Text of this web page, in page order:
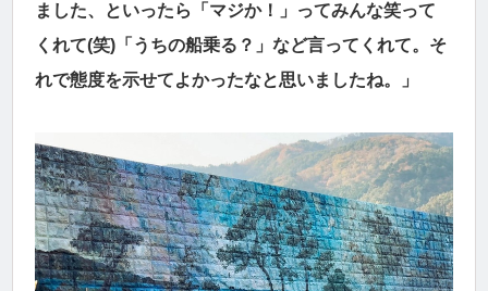
ました、といったら「マジか！」ってみんな笑って
くれて(笑)「うちの船乗る？」など言ってくれて。そ
れで態度を示せてよかったなと思いましたね。」